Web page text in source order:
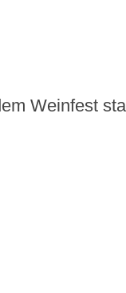
Weinfest